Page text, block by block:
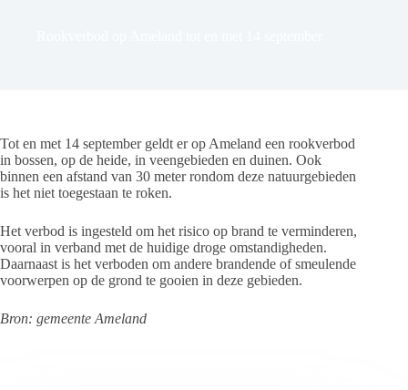
Tot en met 14 september geldt er op Ameland een rookverbod
in bossen, op de heide, in veengebieden en duinen. Ook
binnen een afstand van 30 meter rondom deze natuurgebieden
is het niet toegestaan te roken.
Het verbod is ingesteld om het risico op brand te verminderen,
vooral in verband met de huidige droge omstandigheden.
Daarnaast is het verboden om andere brandende of smeulende
voorwerpen op de grond te gooien in deze gebieden.
Bron: gemeente Ameland